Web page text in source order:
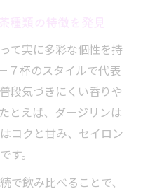
て実に多彩な個性を持
７杯のスタイルで代表
段気づきにくい香りや
とえば、ダージリンは
コクと甘み、セイロン
す。
で飲み比べることで、